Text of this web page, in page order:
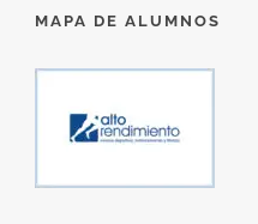
MAPA DE ALUMNOS